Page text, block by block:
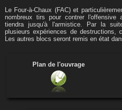
Le Four-à-Chaux (FAC) et
nombreux tirs pour contrer l'offensive
tiendra jusqu'à l'armistice. Par la
plusieurs expériences de destructions,
Les autres blocs seront remis en état
Plan de l'ouvrage